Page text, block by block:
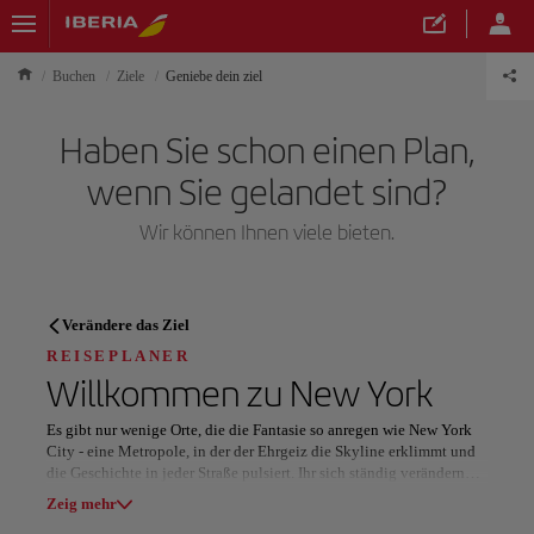
Buchen Ziele Geniebe dein ziel
Haben Sie schon einen Plan,
wenn Sie gelandet sind?
Wir können Ihnen viele bieten.
REISEPLANER
Entdecken Sie Ihr nächstes
Reiseziel
Verändere das Ziel
REISEPLANER
Willkommen zu New York
Es gibt nur wenige Orte, die die Fantasie so anregen wie New York
City - eine Metropole, in der der Ehrgeiz die Skyline erklimmt und
die Geschichte in jeder Straße pulsiert. Ihr sich ständig verändernder
Rhythmus vereint Innovation, Kunst und Vielfalt und macht sie zu
einem lebendigen Sinnbild des modernen amerikanischen Geistes.
Zeig mehr